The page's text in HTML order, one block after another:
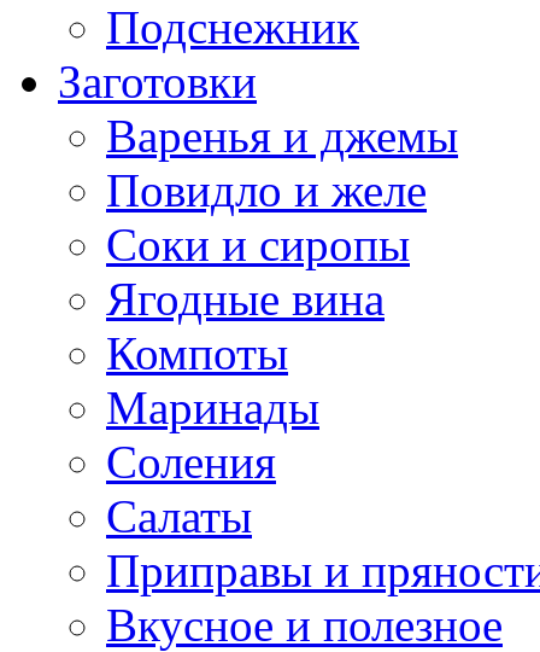
Подснежник
Заготовки
Варенья и джемы
Повидло и желе
Соки и сиропы
Ягодные вина
Компоты
Маринады
Соления
Салаты
Приправы и
Вкусное и полезное